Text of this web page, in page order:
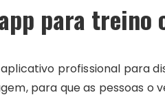
para treino
profissional para
para que as pessoas o